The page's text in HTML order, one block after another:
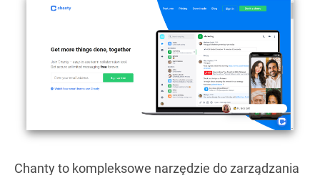
Chanty to kompleksowe narzędzie do zarządzania